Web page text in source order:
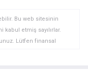
Bu web sitesinin
kabul etmiş sayılırlar.
Lütfen finansal